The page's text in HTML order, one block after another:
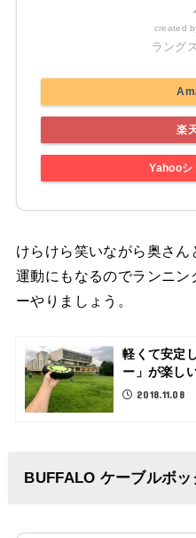
created
ラング
楽
Yahooシ
けらけら笑いながら奥さ
運動にもなるのでランニ
ーやりましょう。
軽くて安定
ー」が楽し
2018.11.08
BUFFALO ケーブルボッ